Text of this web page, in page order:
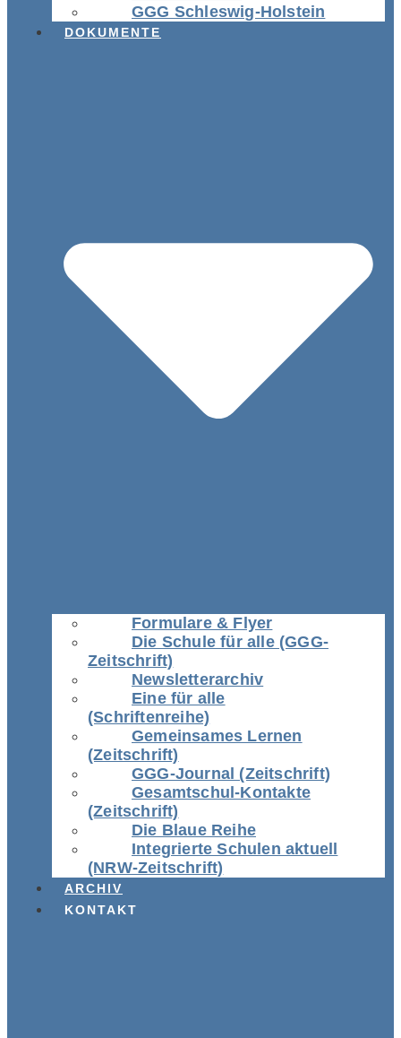
GGG Schleswig-Holstein
DOKUMENTE
Formulare & Flyer
Die Schule für alle (GGG-
Zeitschrift)
Newsletterarchiv
Eine für alle
(Schriftenreihe)
Gemeinsames Lernen
(Zeitschrift)
GGG-Journal (Zeitschrift)
Gesamtschul-Kontakte
(Zeitschrift)
Die Blaue Reihe
Integrierte Schulen aktuell
(NRW-Zeitschrift)
ARCHIV
KONTAKT